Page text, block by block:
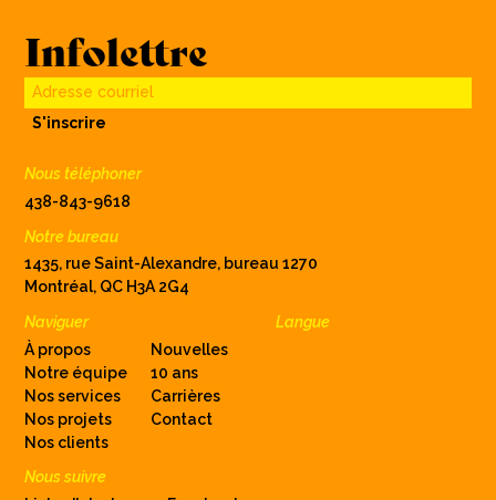
Infolettre
Adresse courriel
S'inscrire
Nous téléphoner
438-843-9618
Naviguer
À propos
Notre équipe
Nos services
Nos projets
Nos clients
Nouvelles
10 ans
Carrières
Contact
Langue
Notre bureau
1435, rue Saint-Alexandre, bureau 1270
Montréal, QC H3A 2G4
Nous suivre